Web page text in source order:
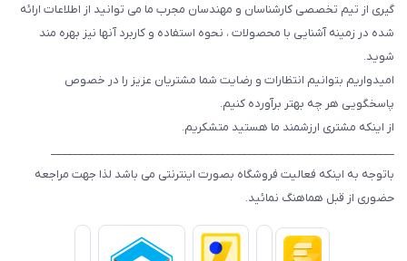
گیری از تیم تخصصی کارشناسان و مهندسان مجرب ما می توانید از اطلاعات ارائه
شده در زمینه آشنایی با محصولات ، نحوه استفاده و کاربرد آنها نیز بهره مند
شوید.
امیدواریم بتوانیم انتظارات و رضایت شما مشتریان عزیز را در خصوص
پاسخگویی هر چه بهتر برآورده کنیم.
از اینکه مشتری ارزشمند ما هستید متشکریم.
_______________________________________________________________
باتوجه به اینکه فعالیت فروشگاه بصورت اینترنتی می باشد لذا جهت مراجعه
حضوری از قبل هماهنگ نمائید.